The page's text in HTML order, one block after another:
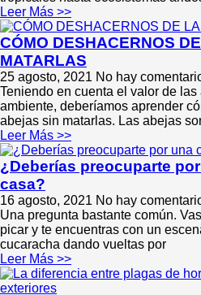
Leer Más >>
CÓMO DESHACERNOS
MATARLAS
25 agosto, 2021 No hay
Teniendo en cuenta el valor de
ambiente, deberíamos aprender
abejas sin matarlas. Las abejas
Leer Más >>
¿Deberías preocuparte
casa?
16 agosto, 2021 No hay
Una pregunta bastante común.
picar y te encuentras con un
cucaracha dando vueltas por
Leer Más >>